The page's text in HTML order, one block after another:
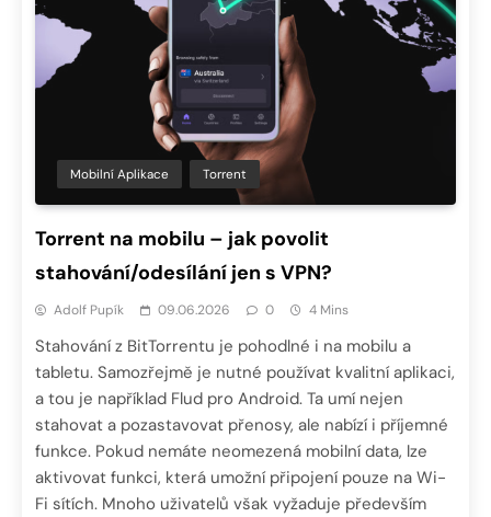
Mobilní Aplikace Torrent
Torrent na mobilu – jak povolit
stahování/odesílání jen s VPN?
Adolf Pupík 09.06.2026 0 4 Mins
Stahování z BitTorrentu je pohodlné i na mobilu a
tabletu. Samozřejmě je nutné používat kvalitní aplikaci,
a tou je například Flud pro Android. Ta umí nejen
stahovat a pozastavovat přenosy, ale nabízí i příjemné
funkce. Pokud nemáte neomezená mobilní data, lze
aktivovat funkci, která umožní připojení pouze na Wi-
Fi sítích. Mnoho uživatelů však vyžaduje především